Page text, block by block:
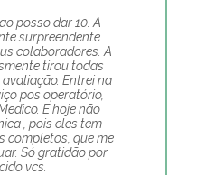
posso dar 10. A
surpreendente.
colaboradores. A
tirou todas
Entrei na
pos operatório,
E hoje não
, pois eles tem
completos, que me
Só gratidão por
vcs.